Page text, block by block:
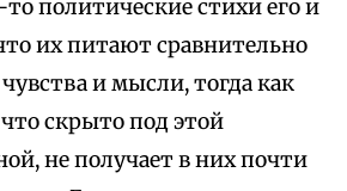
политические стихи его и
их питают сравнительно
и мысли, тогда как
скрыто под этой
не получает в них почти